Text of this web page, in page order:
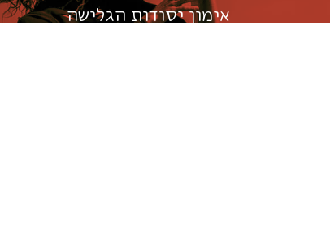
אימון יסודות הגלישה